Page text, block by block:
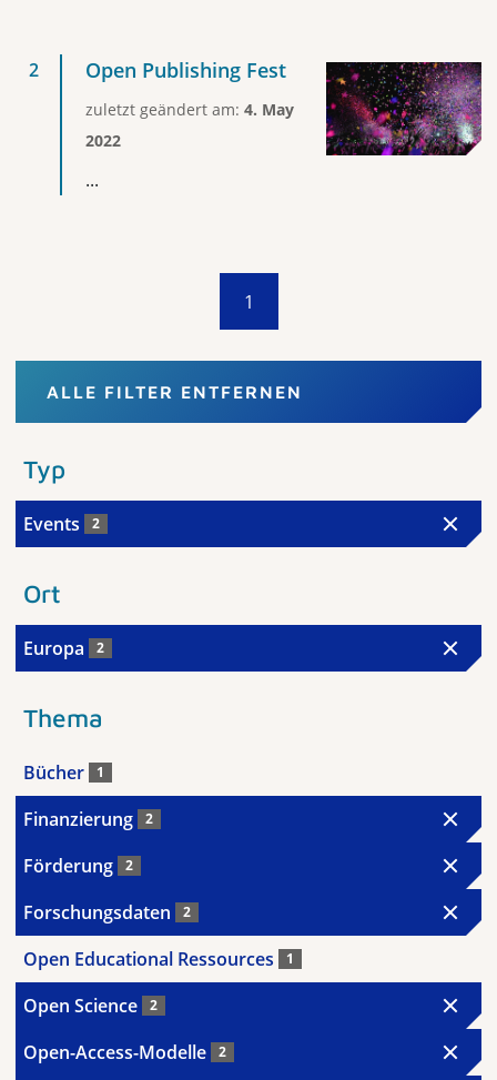
Open Publishing Fest
zuletzt geändert am: 4. May
2022
...
1
ALLE FILTER ENTFERNEN
Typ
Events 2
Ort
Europa 2
Thema
Bücher 1
Finanzierung 2
Förderung 2
Forschungsdaten 2
Open Educational Ressources 1
Open Science 2
Open-Access-Modelle 2